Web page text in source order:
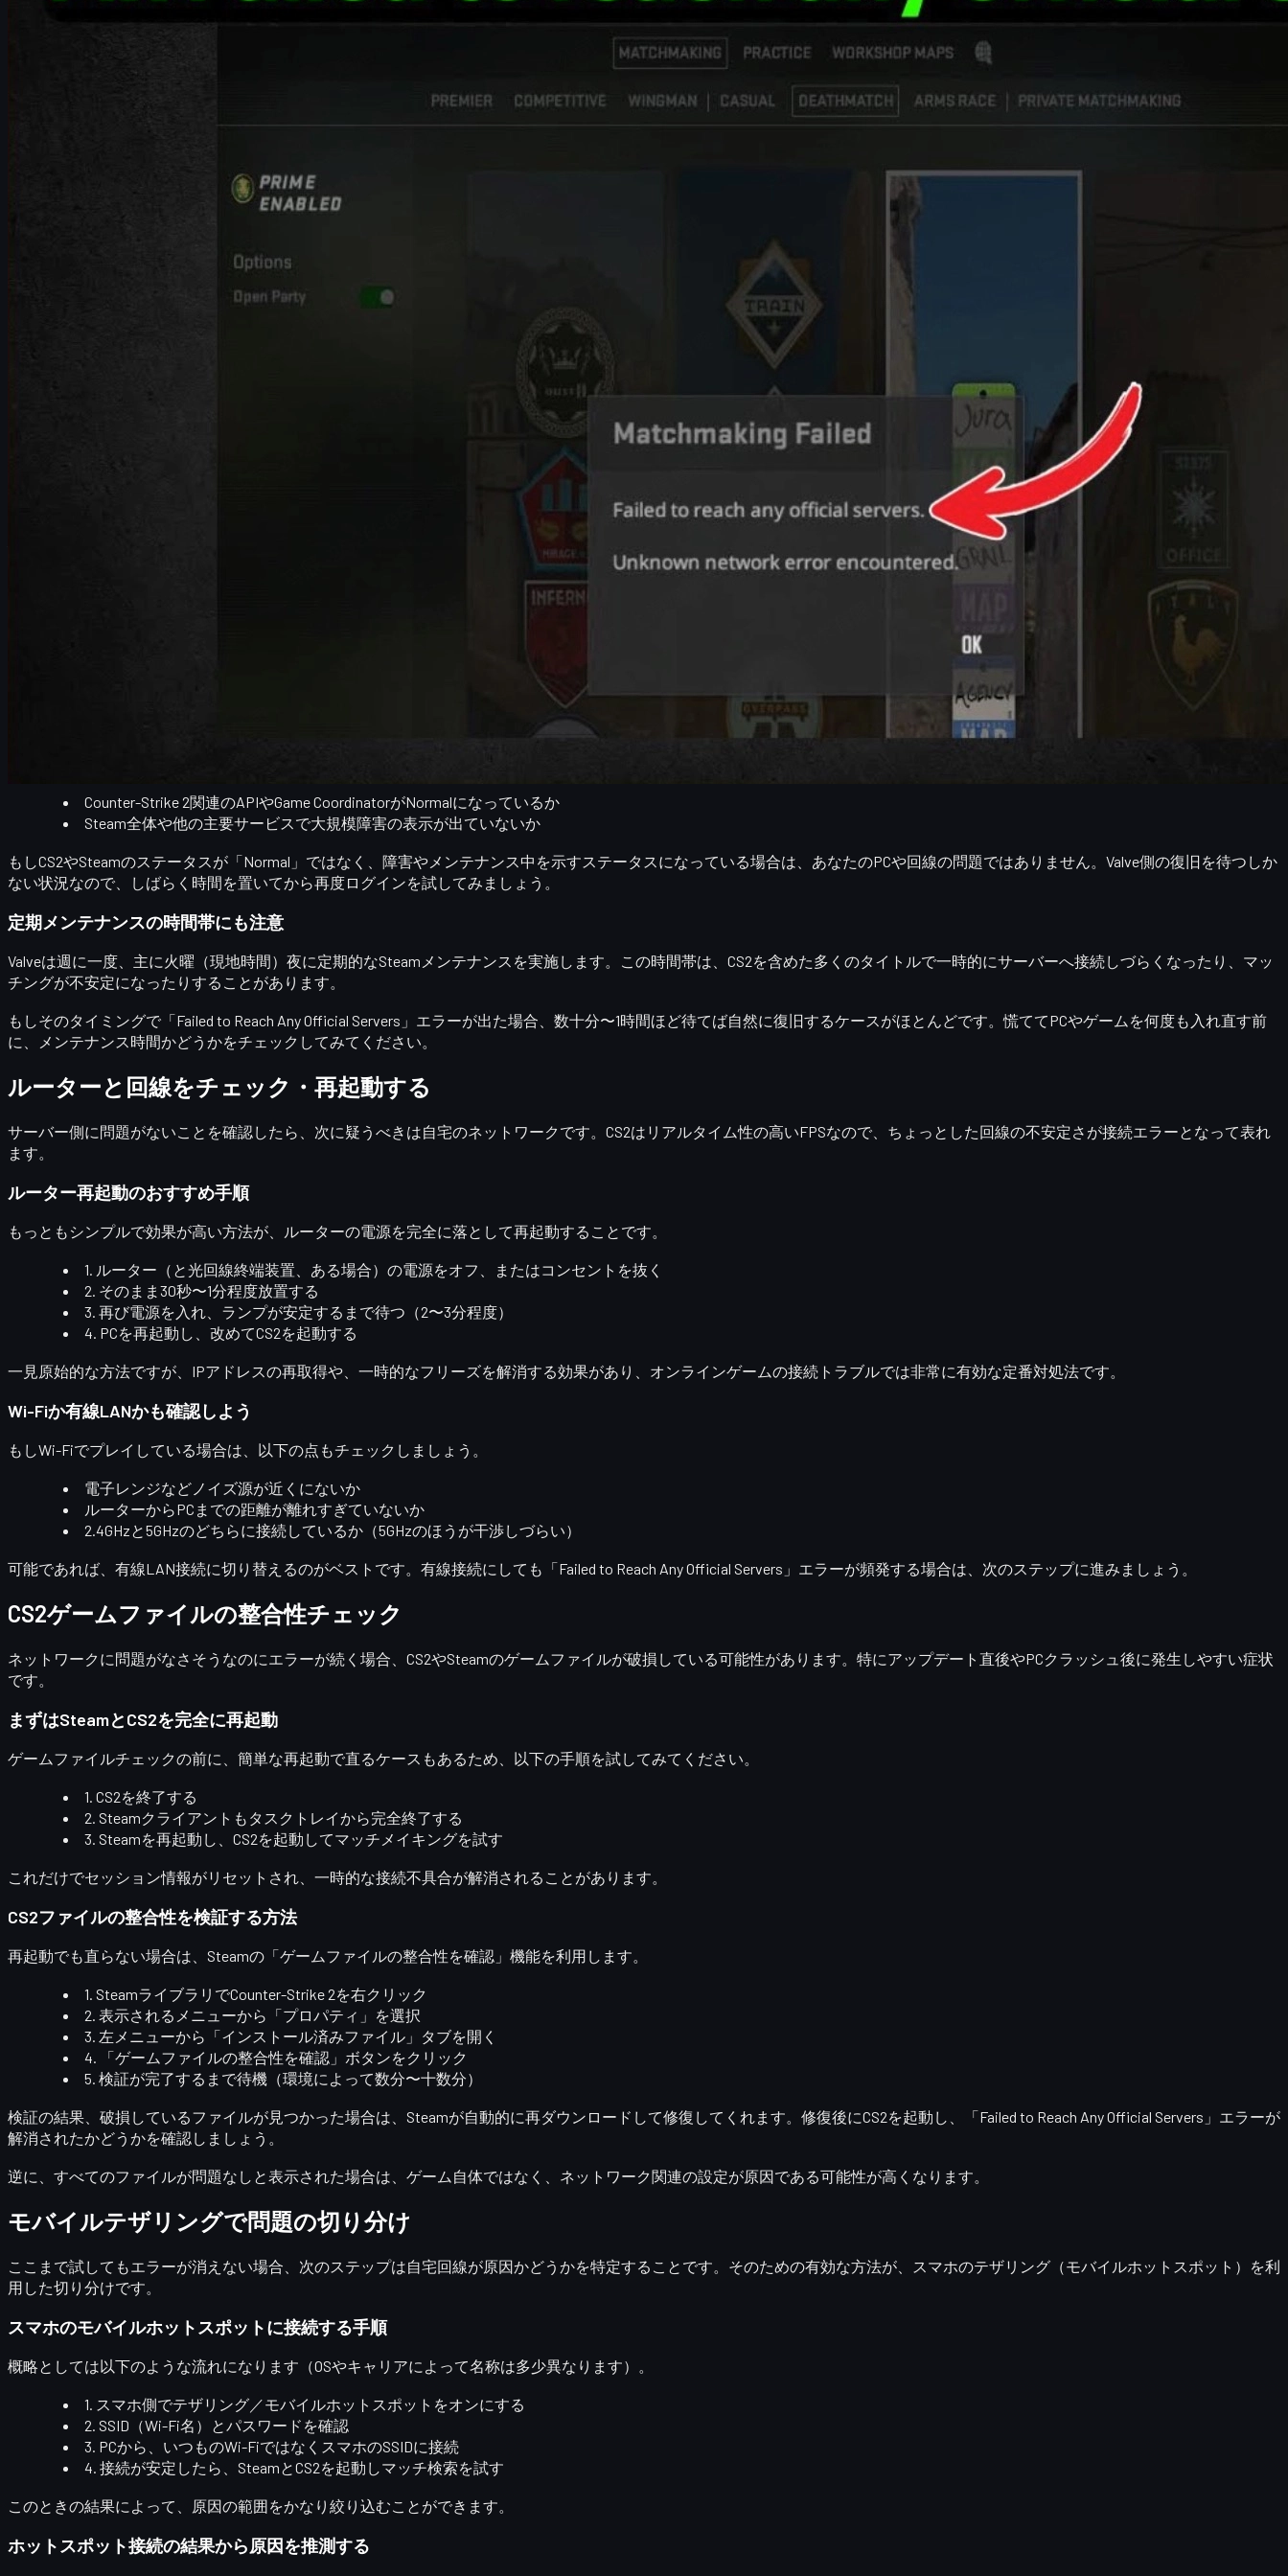
Windowsファイアウォール設定を見直す
DNSサーバーを変更して接続性を改善する
エラー解消後に楽しみたいCS2スキンとマーケット活用
アカウント・スキン資産を守るためのセキュリティ＆E-E-A-Tの視点
CS2でランクマッチやカジュアルマッチを開こうとしたときに、画面上部に
というメッセージが表示され、公式サーバーに接続できない状態になる
ことがあります。このエラーが出ると、マッチメイキングはもちろん、公式サーバーを利用するゲームモード全般がプレイ不可になり、かなりストレスですよね。
このエラーは、大きく分けて以下のような原因から発生します。
Valve側（公式サーバー・Steam側）の障害やメンテナンス
Windowsファイアウォールやセキュリティソフトによる通信ブロック
に、原因の切り分けから具体的な対処法までを詳しく解説します。すべて試せば、多くのケースで「Failed to Reach Any Official Servers」エラーは
スキンマーケット活用術
も後半で紹介しています。ランクマッチの再開とあわせて、モチベーションを上げたい人はぜひ最
自分の環境の問題なのか、サーバー側の問題なのか
を切り分けることです。CS2でサーバー接続エラーが出たら、まずはValve側のサーバーが正常に動
非公式ながら多くのプレイヤーが利用しているステータス確認サイトとして、以下があります。
Counter-Strike 2関連のAPIやGame CoordinatorがNormalになっているか
Steam全体や他の主要サービスで大規模障害の表示が出ていないか
もしCS2やSteamのステータスが「Normal」ではなく、障害やメンテナンス中を示すステータスになっている場合は、あなたのPCや回線の問題ではありません。 Valve側の復旧を待つしか
ない状況なので、しばらく時間を置いてから再度ログインを試してみましょう。
定期メンテナンスの時間帯にも注意
Valveは週に一度、主に火曜（現地時間）夜に定期的なSteamメンテナンスを実施します。この時間帯は、CS2を含めた多くのタイトルで一時的にサーバーへ接続しづらくなったり、マッ
チングが不安定になったりすることがあります。
もしそのタイミングで「Failed to Reach Any Official Servers」エラーが出た場合、数十分〜1時間ほど待てば自然に復旧するケースがほとんどです。慌ててPCやゲームを何度も入れ直す前
に、
メンテナンス時間かどうかをチェック してみてください。
ルーターと回線をチェック・再起動する
サーバー側に問題がないことを確認したら、次に疑うべきは自宅のネットワーク です。CS2はリアルタイム性の高いFPSなので、ちょっとした回線の不安定さが接続エラーとなって表れ
ます。
ルーター再起動のおすすめ手順
もっともシンプルで効果が高い方法が、 ルーターの電源を完全に落として再起動する ことです。
1. ルーター（と光回線終端装置、ある場合）の電源をオフ、またはコンセントを抜く
2. そのまま 30秒〜1分程度放置する
3. 再び電源を入れ、ランプが安定するまで待つ（2〜3分程度）
4. PCを再起動し、改めてCS2を起動する
一見原始的な方法ですが、 IPアドレスの再取得や、一時的なフリーズを解消する効果があり、オンラインゲームの接続トラブルでは非常に有効な定番対処法です。
Wi-Fiか有線LANかも確認しよう
もしWi-Fiでプレイしている場合は、以下の点もチェックしましょう。
電子レンジなどノイズ源が近くにないか
ルーターからPCまでの距離が離れすぎていないか
2.4GHzと5GHzのどちらに接続しているか（5GHzのほうが干渉しづらい）
可能であれば、 有線LAN接続に切り替えるのがベストです。有線接続にしても「Failed to Reach Any Official Servers」エラーが頻発する場合は、次のステップに進みましょう。
CS2ゲームファイルの整合性チェック
ネットワークに問題がなさそうなのにエラーが続く場合、 CS2やSteamのゲームファイルが破損している可能性があります。特にアップデート直後やPCクラッシュ後に発生しやすい症状
です。
まずはSteamとCS2を完全に再起動
ゲームファイルチェックの前に、簡単な再起動で直るケースもあるため、以下の手順を試してみてください。
1. CS2を終了する
2. Steamクライアントも タスクトレイから完全終了する
3. Steamを再起動し、CS2を起動してマッチメイキングを試す
これだけでセッション情報がリセットされ、一時的な接続不具合が解消されることがあります。
CS2ファイルの整合性を検証する方法
再起動でも直らない場合は、Steamの 「ゲームファイルの整合性を確認」 機能を利用します。
1. SteamライブラリでCounter-Strike 2を右クリック
2. 表示されるメニューから 「プロパティ」 を選択
3. 左メニューから 「インストール済みファイル」 タブを開く
4.
「ゲームファイルの整合性を確認」 ボタンをクリック
5. 検証が完了するまで待機（環境によって数分〜十数分）
検証の結果、破損しているファイルが見つかった場合は、Steamが自動的に再ダウンロードして修復してくれます。修復後にCS2を起動し、
「Failed to Reach Any Official Servers」エラーが
解消されたかどうかを確認しましょう。
逆に、 すべてのファイルが問題なし と表示された場合は、ゲーム自体ではなく、ネットワーク関連の設定が原因である可能性が高くなります。
モバイルテザリングで問題の切り分け
ここまで試してもエラーが消えない場合、次のステップは自宅回線が原因かどうかを特定すること です。そのための有効な方法が、スマホのテザリング（モバイルホットスポット）を利
用した切り分けです。
スマホのモバイルホットスポットに接続する手順
概略としては以下のような流れになります（OSやキャリアによって名称は多少異なります）。
1. スマホ側でテザリング／モバイルホットスポット をオンにする
2. SSID（Wi-Fi名）とパスワードを確認
3. PCから、いつものWi-FiではなくスマホのSSIDに接続
4. 接続が安定したら、SteamとCS2を起動しマッチ検索を試す
このときの結果によって、原因の範囲をかなり絞り込むことができます。
ホットスポット接続の結果から原因を推測する